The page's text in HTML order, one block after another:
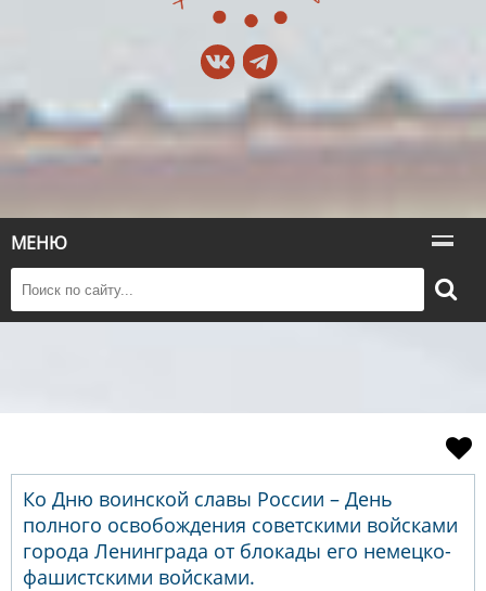
МЕНЮ
Ко Дню воинской славы России – День
полного освобождения советскими войсками
города Ленинграда от блокады его немецко-
фашистскими войсками.